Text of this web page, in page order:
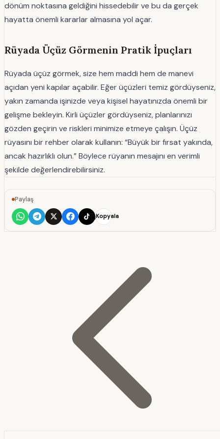
dönüm noktasına geldiğini hissedebilir ve bu da gerçek
hayatta önemli kararlar almasına yol açar.
Rüyada Üçüz Görmenin Pratik İpuçları
Rüyada üçüz görmek, size hem maddi hem de manevi
açıdan yeni kapılar açabilir. Eğer üçüzleri temiz gördüyseniz,
yakın zamanda işinizde veya kişisel hayatınızda önemli bir
gelişme bekleyin. Kirli üçüzler gördüyseniz, planlarınızı
gözden geçirin ve riskleri minimize etmeye çalışın. Üçüz
rüyasını bir rehber olarak kullanın: “Büyük bir fırsat yakında,
ancak hazırlıklı olun.” Böylece rüyanın mesajını en verimli
şekilde değerlendirebilirsiniz.
Paylaş
Kopyala